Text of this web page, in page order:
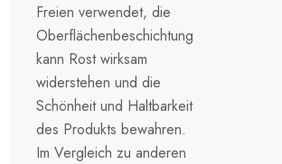
Freien verwendet, die
Oberflächenbeschichtung
kann Rost wirksam
widerstehen und die
Schönheit und Haltbarkeit
des Produkts bewahren.
Im Vergleich zu anderen